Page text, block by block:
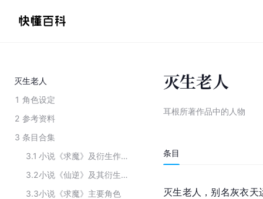
灭生老人
1 角色设定
2 参考资料
3 条目合集
3.1
小说《求魔》及衍生作品中的主要角色
3.2
小说《仙逆》及其衍生作品中的角色
3.3小说《求魔》主要角色
灭生老人
耳根所著作品中的人物
条目
灭生老人，别名灰衣